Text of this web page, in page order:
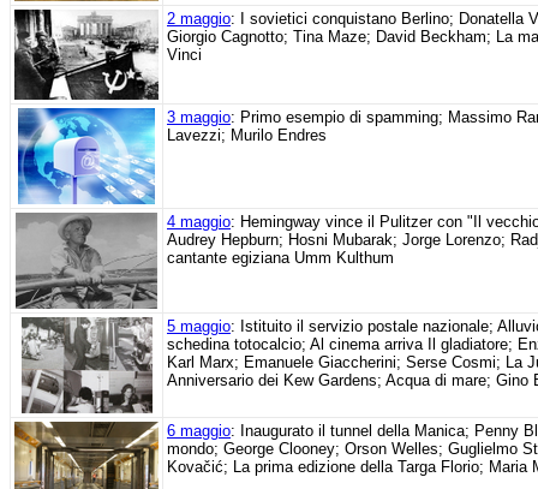
2 maggio: I sovietici conquistano Berlino; Donatella
Giorgio Cagnotto; Tina Maze; David Beckham; La
Vinci
3 maggio: Primo esempio di spamming; Massimo
Lavezzi; Murilo Endres
4 maggio: Hemingway vince il Pulitzer con "Il
Audrey Hepburn; Hosni Mubarak; Jorge Lorenzo;
cantante egiziana Umm Kulthum
5 maggio: Istituito il servizio postale nazionale;
schedina totocalcio; Al cinema arriva Il gladiatore;
Karl Marx; Emanuele Giaccherini; Serse Cosmi; La
Anniversario dei Kew Gardens; Acqua di mare; Gino
6 maggio: Inaugurato il tunnel della Manica; Penny
mondo; George Clooney; Orson Welles; Guglielmo
Kovačić; La prima edizione della Targa Florio; Maria